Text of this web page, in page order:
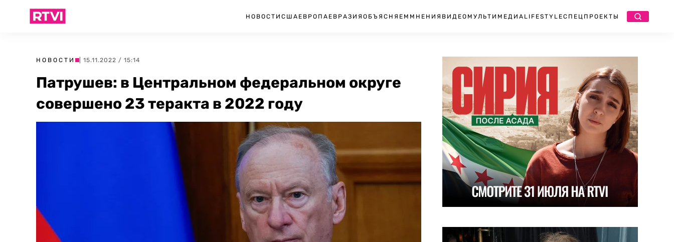
НОВОСТИ США ЕВРОПА ЕВРАЗИЯ ОБЪЯСНЯЕМ МНЕНИЯ ВИДЕО МУЛЬТИМЕДИА LIFESTYLEСПЕЦПРОЕКТЫ
НОВОСТИ | 15.11.2022 / 15:14
Патрушев: в Центральном федеральном округе
совершено 23 теракта в 2022 году